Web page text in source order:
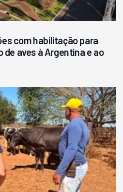
com habilitação para
de aves à Argentina e ao